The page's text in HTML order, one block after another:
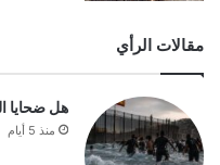
مقالات الرأي
هل ضحايا
منذ 5 أيام